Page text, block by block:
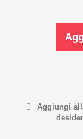
Aggiungi